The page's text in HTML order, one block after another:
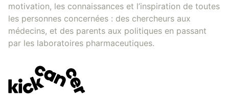
motivation, les connaissances et l’inspiration de toutes
les personnes concernées : des chercheurs aux
médecins, et des parents aux politiques en passant
par les laboratoires pharmaceutiques.